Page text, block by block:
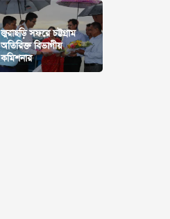
জুরাছড়ি সফরে চট্টগ্রাম
অতিরিক্ত বিভাগীয়
কমিশনার